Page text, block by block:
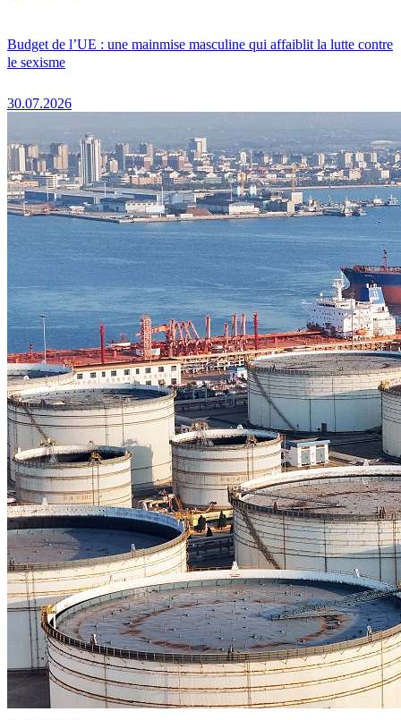
Budget de l’UE : une mainmise masculine qui affaiblit la lutte contre
le sexisme
30.07.2026